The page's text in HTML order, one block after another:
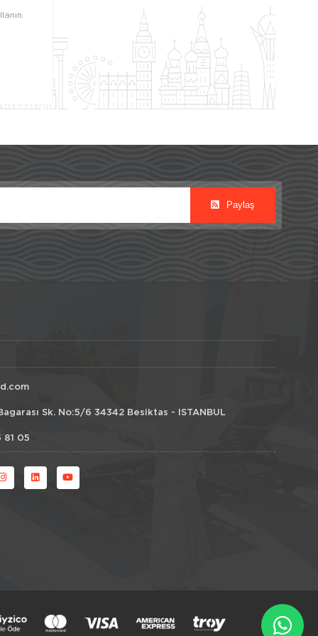
Paylaş
Sk. No:5/6 34342 Besiktas - ISTANBUL
81 05